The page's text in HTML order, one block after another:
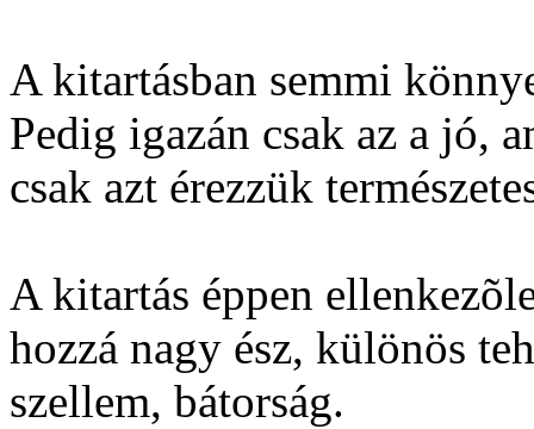
A kitartásban semmi
Pedig igazán csak az a jó,
csak azt érezzük
A kitartás éppen
hozzá nagy ész, különös
szellem, bátorság.